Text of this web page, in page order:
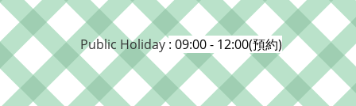
Public Holiday: 09:00 - 12:00(預約)